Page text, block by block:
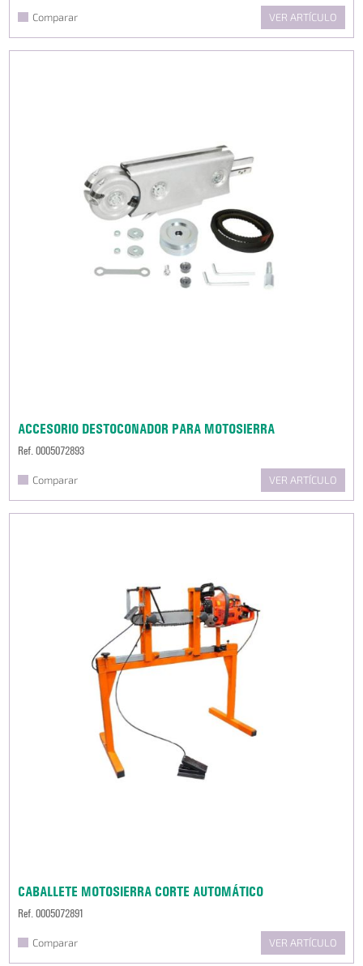
Comparar VER ARTÍCULO
ACCESORIO DESTOCONADOR PARA MOTOSIERRA
Ref. 0005072893
Comparar VER ARTÍCULO
CABALLETE MOTOSIERRA CORTE AUTOMÁTICO
Ref. 0005072891
Comparar VER ARTÍCULO